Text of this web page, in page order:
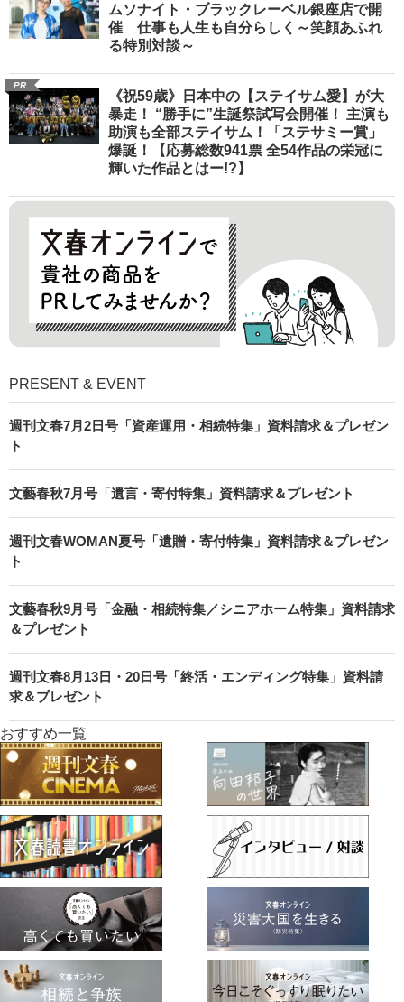
ムソナイト・ブラックレーベル銀座店で開
催 仕事も人生も自分らしく～笑顔あふれ
る特別対談～
PR
《祝59歳》日本中の【ステイサム愛】が大
暴走！ “勝手に”生誕祭試写会開催！ 主演も
助演も全部ステイサム！「ステサミー賞」
爆誕！【応募総数941票 全54作品の栄冠に
輝いた作品とはー!?】
PRESENT & EVENT
週刊文春7月2日号「資産運用・相続特集」資料請求＆プレゼン
ト
文藝春秋7月号「遺言・寄付特集」資料請求＆プレゼント
週刊文春WOMAN夏号「遺贈・寄付特集」資料請求＆プレゼン
ト
文藝春秋9月号「金融・相続特集／シニアホーム特集」資料請求
＆プレゼント
週刊文春8月13日・20日号「終活・エンディング特集」資料請
求＆プレゼント
おすすめ一覧